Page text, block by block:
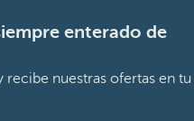
enterado de
recibe nuestras ofertas en tu